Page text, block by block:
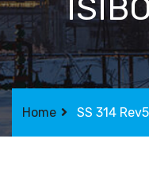
Home SS 314 Rev5